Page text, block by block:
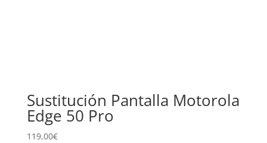
Sustitución Pantalla Motorola
Edge 50 Pro
119,00€